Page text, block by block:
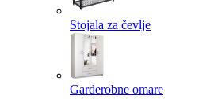
Stojala za čevlje
Garderobne omare